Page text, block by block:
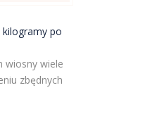
kilogramy po
wiosny wiele
zbędnych